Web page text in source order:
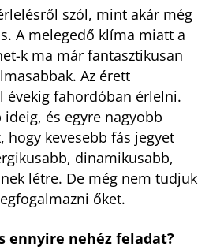
szól, mint akár még
A melegedő klíma miatt a
k ma már fantasztikusan
Az érett
évekig fahordóban érlelni.
és egyre nagyobb
hogy kevesebb fás jegyet
dinamikusabb,
létre. De még nem tudjuk
őket.
ennyire nehéz feladat?